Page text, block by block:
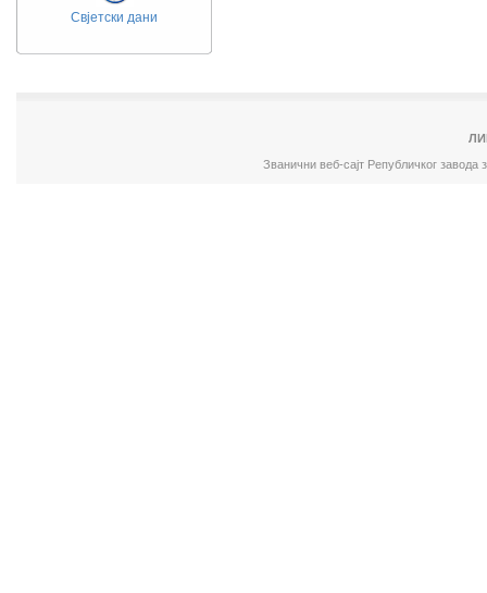
Свјетски дани
Званични веб-сајт Републичког